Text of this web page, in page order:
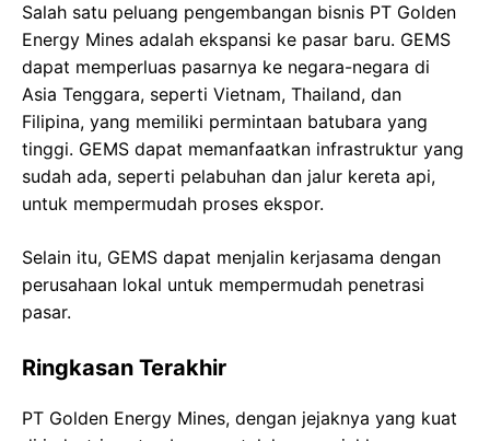
Salah satu peluang pengembangan bisnis PT Golden
Energy Mines adalah ekspansi ke pasar baru. GEMS
dapat memperluas pasarnya ke negara-negara di
Asia Tenggara, seperti Vietnam, Thailand, dan
Filipina, yang memiliki permintaan batubara yang
tinggi. GEMS dapat memanfaatkan infrastruktur yang
sudah ada, seperti pelabuhan dan jalur kereta api,
untuk mempermudah proses ekspor.
Selain itu, GEMS dapat menjalin kerjasama dengan
perusahaan lokal untuk mempermudah penetrasi
pasar.
Ringkasan Terakhir
PT Golden Energy Mines, dengan jejaknya yang kuat